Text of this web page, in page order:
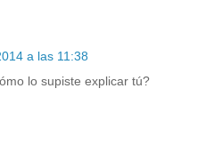
a las 11:38
lo supiste explicar tú?